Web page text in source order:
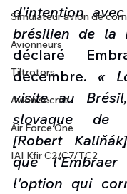
Simulateur avion de
Avionneurs
Tiltrotors
Avion secret
Air Force One
IAI Kfir C2/C7/TC2
d'intention
brésilien de la
déclaré
décembre. «
visite au
slovaque de
[Robert
que
l'option qui